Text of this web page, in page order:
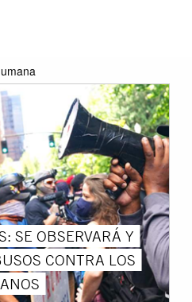
SE OBSERVARÁ Y
CONTRA LOS